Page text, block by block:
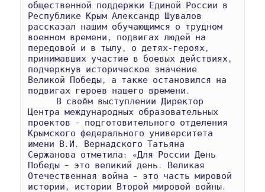
общественной поддержки Единой России в
Республике Крым Александр Шувалов
рассказал нашим обучающимся о трудном
военном времени, подвигах людей на
передовой и в тылу, о детях-героях,
принимавших участие в боевых действиях,
подчеркнув историческое значение
Великой Победы, а также остановился на
подвигах героев нашего времени.
Центра международных образовательных
проектов – подготовительного отделения
Крымского федерального университета
имени В.И. Вернадского Татьяна
Сержанова отметила: «Для России День
Победы – это великий день. Великая
Отечественная война – это часть мировой
истории, истории Второй мировой войны.